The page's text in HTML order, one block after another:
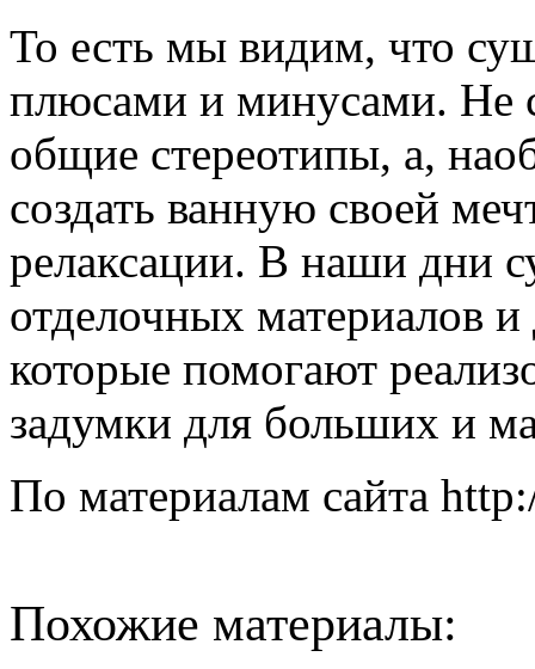
То есть мы видим, что
плюсами и минусами. Не
общие стереотипы, а,
создать ванную своей
релаксации. В наши дни
отделочных материалов
которые помогают
задумки для больших и
По материалам сайта
Похожие материалы: